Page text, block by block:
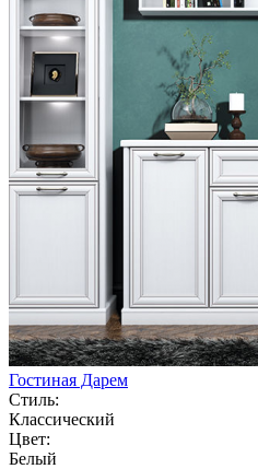
Гостиная Дарем
Стиль:
Классический
Цвет:
Белый